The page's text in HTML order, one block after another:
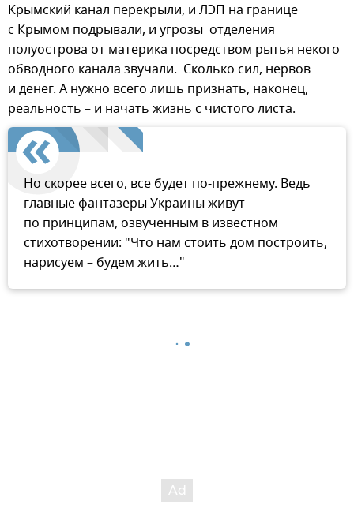
Крымский канал перекрыли, и ЛЭП на границе
с Крымом подрывали, и угрозы отделения
полуострова от материка посредством рытья некого
обводного канала звучали. Сколько сил, нервов
и денег. А нужно всего лишь признать, наконец,
реальность – и начать жизнь с чистого листа.
Но скорее всего, все будет по-прежнему. Ведь
главные фантазеры Украины живут
по принципам, озвученным в известном
стихотворении: "Что нам стоить дом построить,
нарисуем – будем жить…"